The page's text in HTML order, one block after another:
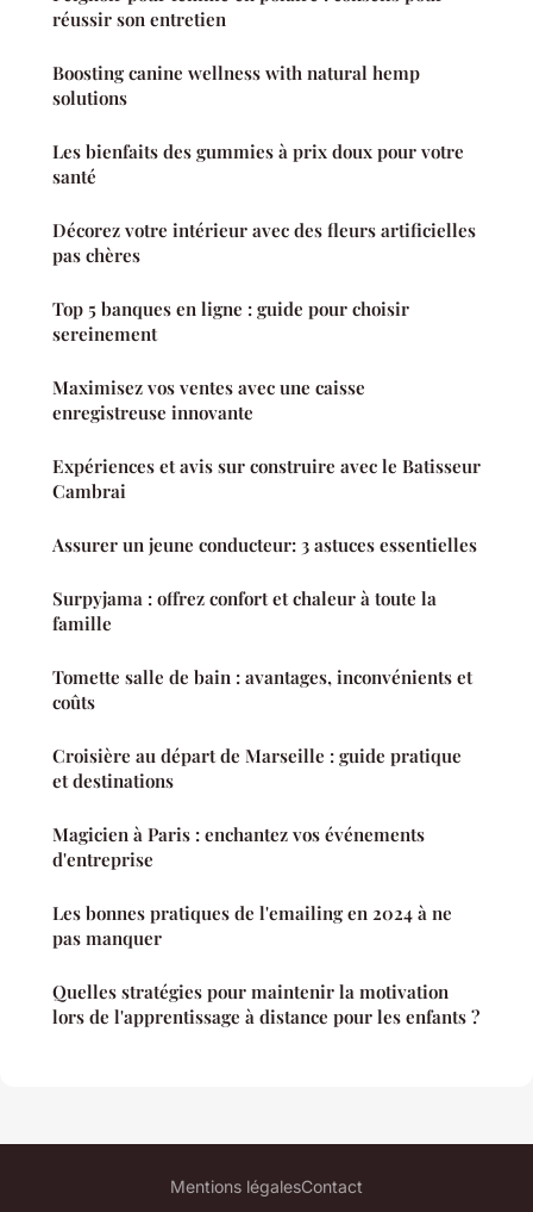
réussir son entretien
Boosting canine wellness with natural hemp
solutions
Les bienfaits des gummies à prix doux pour votre
santé
Décorez votre intérieur avec des fleurs artificielles
pas chères
Top 5 banques en ligne : guide pour choisir
sereinement
Maximisez vos ventes avec une caisse
enregistreuse innovante
Expériences et avis sur construire avec le Batisseur
Cambrai
Assurer un jeune conducteur: 3 astuces essentielles
Surpyjama : offrez confort et chaleur à toute la
famille
Tomette salle de bain : avantages, inconvénients et
coûts
Croisière au départ de Marseille : guide pratique
et destinations
Magicien à Paris : enchantez vos événements
d'entreprise
Les bonnes pratiques de l'emailing en 2024 à ne
pas manquer
Quelles stratégies pour maintenir la motivation
lors de l'apprentissage à distance pour les enfants ?
Mentions légalesContact